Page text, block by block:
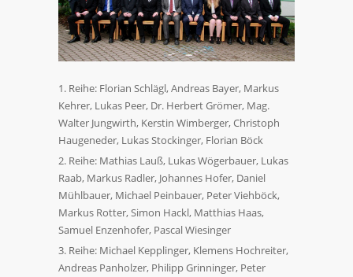
Reihe: Florian Schlägl, Andreas Bayer, Markus
Kehrer, Lukas Peer, Dr. Herbert Grömer, Mag.
Walter Jungwirth, Kerstin Wimberger, Christoph
Haugeneder, Lukas Stockinger, Florian Böck
Reihe: Mathias Lauß, Lukas Wögerbauer, Lukas
Raab, Markus Radler, Johannes Hofer, Daniel
Mühlbauer, Michael Peinbauer, Peter Viehböck,
Markus Rotter, Simon Hackl, Matthias Haas,
Samuel Enzenhofer, Pascal Wiesinger
Reihe: Michael Kepplinger, Klemens Hochreiter,
Andreas Panholzer, Philipp Grinninger, Peter